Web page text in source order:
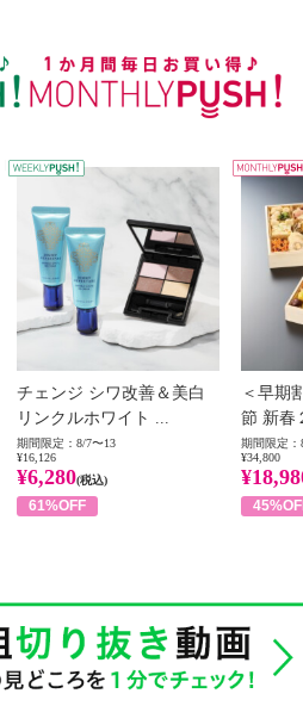
WEEKLY PUSH
チェンジ シワ改善＆美白
リンクルホワイト ...
期間限定：8/7〜13
¥16,126
¥6,280(税込)
61%OFF
＜早期
節 新春
期間限定：
¥34,800